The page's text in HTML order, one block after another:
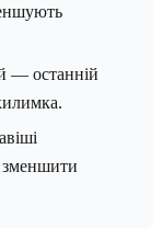
— останній
зменшити